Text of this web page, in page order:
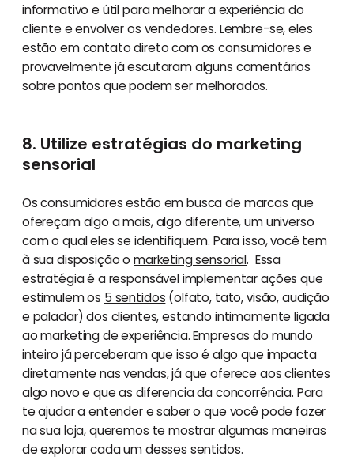
informativo e útil para melhorar a experiência do
cliente e envolver os vendedores. Lembre-se, eles
estão em contato direto com os consumidores e
provavelmente já escutaram alguns comentários
sobre pontos que podem ser melhorados.
8. Utilize estratégias do marketing
sensorial
Os consumidores estão em busca de marcas que
ofereçam algo a mais, algo diferente, um universo
com o qual eles se identifiquem. Para isso, você tem
à sua disposição o marketing sensorial. Essa
estratégia é a responsável implementar ações que
estimulem os 5 sentidos (olfato, tato, visão, audição
e paladar) dos clientes, estando intimamente ligada
ao marketing de experiência. Empresas do mundo
inteiro já perceberam que isso é algo que impacta
diretamente nas vendas, já que oferece aos clientes
algo novo e que as diferencia da concorrência. Para
te ajudar a entender e saber o que você pode fazer
na sua loja, queremos te mostrar algumas maneiras
de explorar cada um desses sentidos.